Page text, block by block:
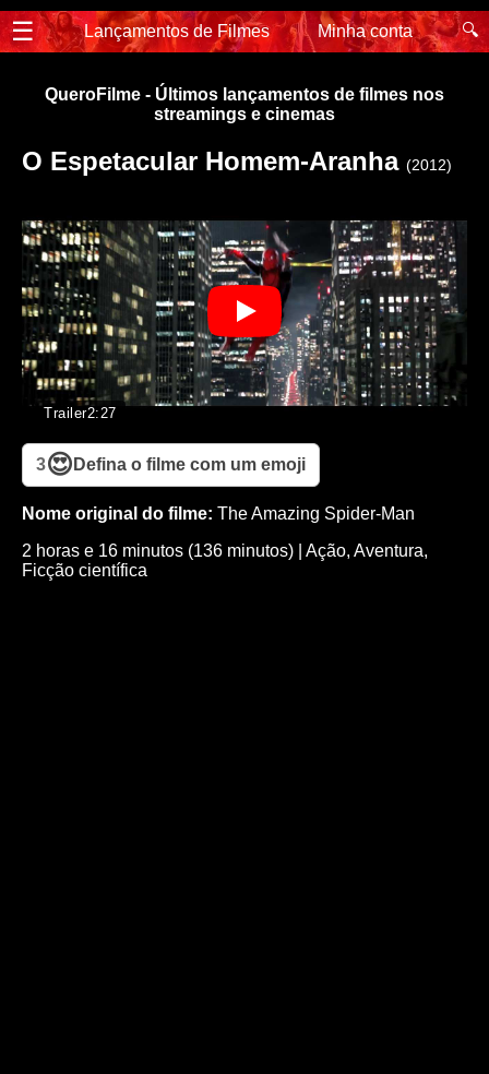
☰ Lançamentos de Filmes Minha conta 🔍
QueroFilme - Últimos lançamentos de filmes nos
streamings e cinemas
O Espetacular Homem-Aranha (2012)
Trailer2:27
3😍 Defina o filme com um emoji
Nome original do filme: The Amazing Spider-Man
2 horas e 16 minutos (136 minutos)
Ação, Aventura,
Ficção científica